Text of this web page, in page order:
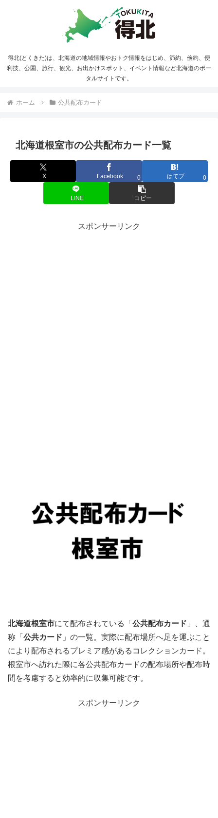
得北(とくきた)は、北海道の地域情報やおトク情報をはじめ、節約、倹約、便
利技、公園、旅行、観光、お出かけスポット、イベント情報など北海道のポー
タルサイトです。
ホーム 公共配布カード
北海道根室市の公共配布カード一覧
X Facebook 0 はてブ 0
LINE コピー
スポンサーリンク
北海道根室市にて配布されている「 公共配布カード 」、通
称「 公共カード 」の一覧。実際に配布場所へ足を運ぶこと
により配布されるプレミア感があるコレクションカード。
根室市へ訪れた際に各公共配布カードの配布場所や配布時
間を考慮すると効率的に収集可能です。
スポンサーリンク